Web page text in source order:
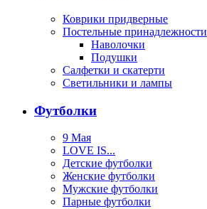
Коврики придверные
Постельные принадлежности
Наволочки
Подушки
Салфетки и скатерти
Светильники и лампы
Футболки
9 Мая
LOVE IS...
Детские футболки
Женские футболки
Мужские футболки
Парные футболки